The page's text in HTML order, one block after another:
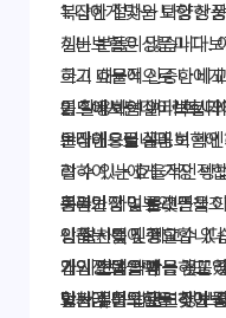
복잡한 절차와 다양한
끼는 분들이 많습니다. 이제 '실비보험다이렉트'를 통해 간편
하고 효율적으로 나에게
이드에서는 실비보험다
안내해드립니다.
1. 나에게 맞는 보험 상
실비보험은 상품마다
르기 때문에 신중한 비교가 중요합
를 활용하여 여러 회사
보장내용을 꼼꼼히 확
려하여 나에게 가장 적합
중복보장 여부와 면책
인하는 것이 중요합니다. 무료 상담 서비스를 이용하여
가의 도움을 받는 것도 좋은 방법
맞는 실비보험을 찾아
2. 실비보험다이렉트
온라인으로 실비보험
할 수 있는 효율적인 방법입니다. '실비보
온라인 가입 플랫폼을 이용하면, 방문 상담
입 절차를 진행할 수 있습니다. 대부분의 보험
입 시스템을 제공하고 있으며, 필요한 정보를
한 서류를 업로드하면 됩니다. 가입 과정은 일
회원가입 및 로그인
상품 선택 및 비교
개인정보 입력
보험금 청구 관련 정보
가입 전에 약관을 꼼꼼
험사에 문의하는 것이 좋습니다. 온라인 가